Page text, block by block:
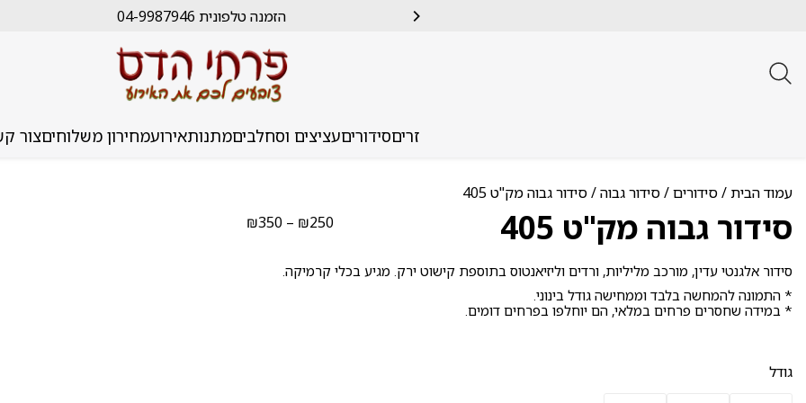
הזמנה טלפונית 04-9987946
זריםסידוריםעציצים וסחלביםמתנותאירועמחירון משלוחיםצור
עמוד הבית /סידורים/סידור גבוה/ סידור גבוה מק"ט 405
סידור גבוה מק"ט 405 ₪250
–
₪350
סידור אלגנטי עדין, מורכב מליליות, ורדים וליזיאנטוס בתוספת קישוט ירק. מגיע בכלי קרמיקה.
* התמונה להמחשה בלבד וממחישה גודל בינוני.
* במידה שחסרים פרחים במלאי, הם יוחלפו בפרחים דומים.
גודל